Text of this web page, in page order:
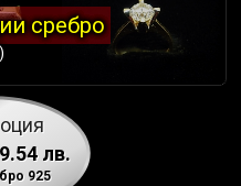
сребро
лв.
925